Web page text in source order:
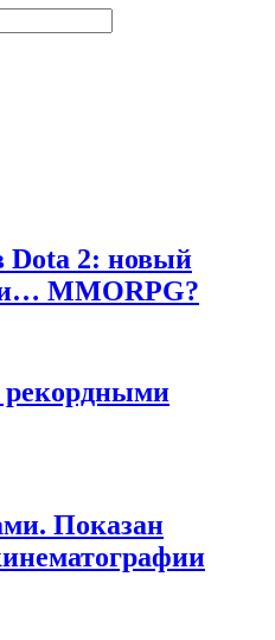
Dota 2: новый
и… MMORPG?
рекордными
Показан